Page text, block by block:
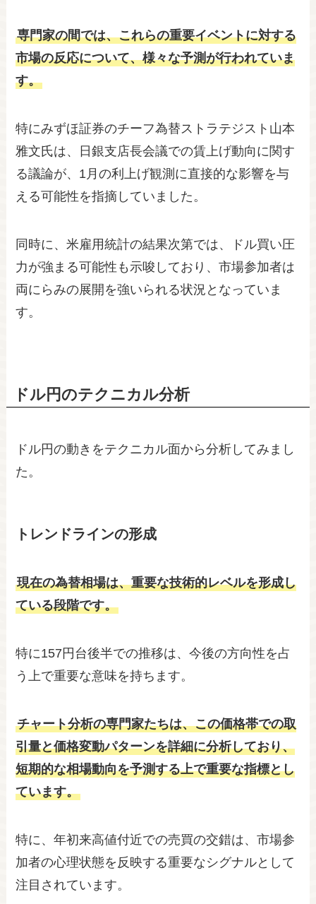
専門家の間では、これらの重要イベントに対する
市場の反応について、様々な予測が行われていま
す。
特にみずほ証券のチーフ為替ストラテジスト山本
雅文氏は、日銀支店長会議での賃上げ動向に関す
る議論が、1月の利上げ観測に直接的な影響を与
える可能性を指摘していました。
同時に、米雇用統計の結果次第では、ドル買い圧
力が強まる可能性も示唆しており、市場参加者は
両にらみの展開を強いられる状況となっていま
す。
ドル円のテクニカル分析
ドル円の動きをテクニカル面から分析してみまし
た。
トレンドラインの形成
現在の為替相場は、重要な技術的レベルを形成し
ている段階です。
特に157円台後半での推移は、今後の方向性を占
う上で重要な意味を持ちます。
チャート分析の専門家たちは、この価格帯での取
引量と価格変動パターンを詳細に分析しており、
短期的な相場動向を予測する上で重要な指標とし
ています。
特に、年初来高値付近での売買の交錯は、市場参
加者の心理状態を反映する重要なシグナルとして
注目されています。